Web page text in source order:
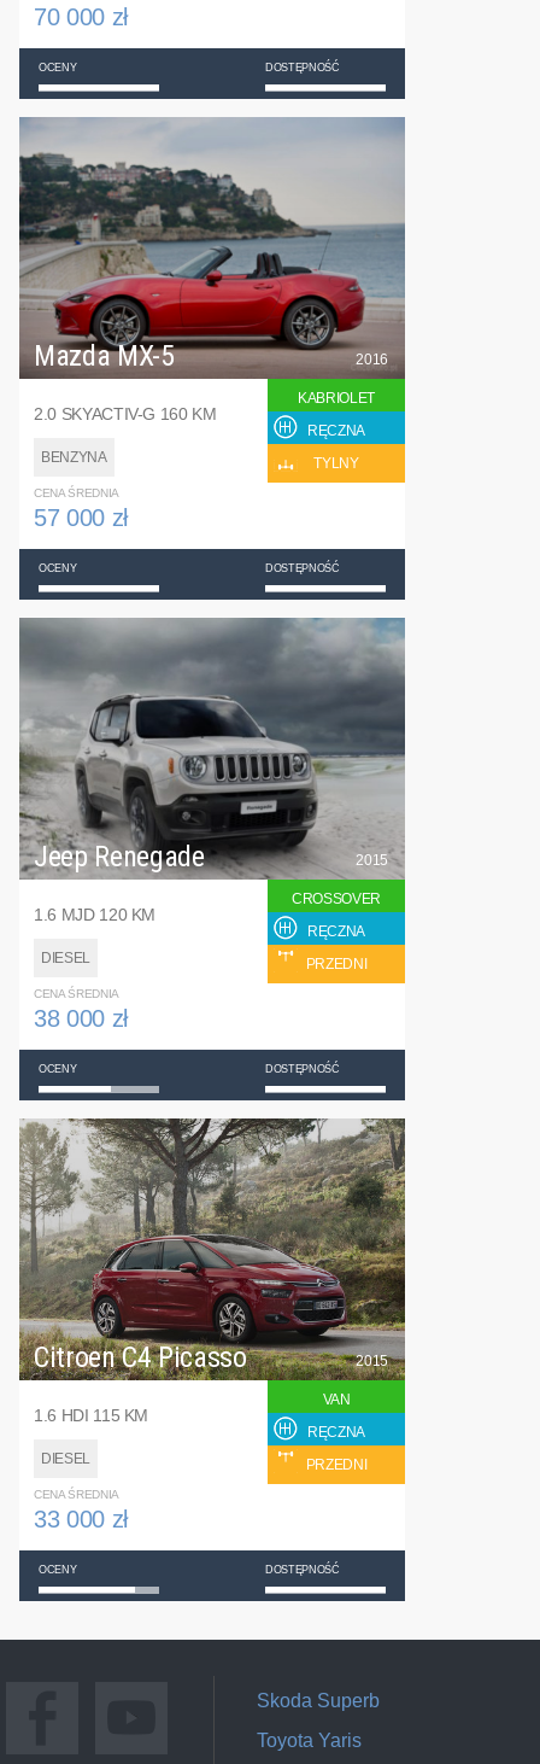
70 000 zł
OCENY DOSTĘPNOŚĆ
Mazda MX-5
2.0 SKYACTIV-G 160 KM
BENZYNA
2016
KABRIOLET
RĘCZNA
TYLNY
CENA ŚREDNIA
57 000 zł
OCENY DOSTĘPNOŚĆ
Jeep Renegade
1.6 MJD 120 KM
DIESEL
2015
CROSSOVER
RĘCZNA
PRZEDNI
CENA ŚREDNIA
38 000 zł
OCENY DOSTĘPNOŚĆ
Citroen C4 Picasso
1.6 HDI 115 KM
DIESEL
2015
VAN
RĘCZNA
PRZEDNI
CENA ŚREDNIA
33 000 zł
OCENY DOSTĘPNOŚĆ
Skoda Superb
Toyota Yaris